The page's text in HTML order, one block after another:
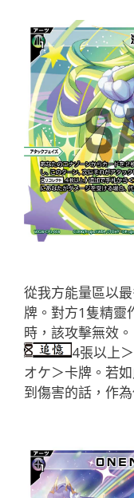
從我方能量區以
牌。對方1隻精靈
時，該攻擊無效。
4張以上
オケ＞卡牌。若
到傷害的話，作